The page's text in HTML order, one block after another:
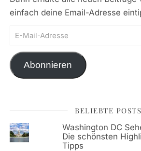
einfach deine Email-Adresse
E-Mail-Adresse
Abonnieren
BELIEBTE POSTS
Washington DC
Die schönsten
Tipps